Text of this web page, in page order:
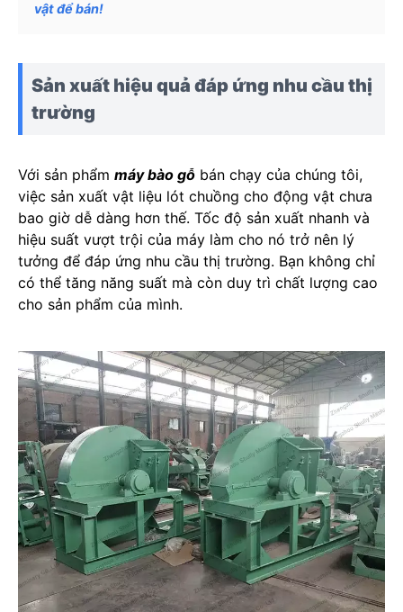
vật để bán!
Sản xuất hiệu quả đáp ứng nhu cầu thị
trường
Với sản phẩm máy bào gỗ bán chạy của chúng tôi,
việc sản xuất vật liệu lót chuồng cho động vật chưa
bao giờ dễ dàng hơn thế. Tốc độ sản xuất nhanh và
hiệu suất vượt trội của máy làm cho nó trở nên lý
tưởng để đáp ứng nhu cầu thị trường. Bạn không chỉ
có thể tăng năng suất mà còn duy trì chất lượng cao
cho sản phẩm của mình.